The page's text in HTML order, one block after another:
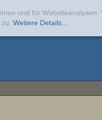
und für
Weitere Details...